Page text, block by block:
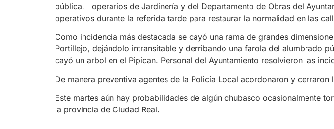
pública, operarios de Jardinería y del Departamento de Obras del
operativos durante la referida tarde para restaurar la normalidad en las
Como incidencia más destacada se cayó una rama de grandes
Portillejo, dejándolo intransitable y derribando una farola del alumbrado
cayó un arbol en el Pipican. Personal del Ayuntamiento resolvieron las
De manera preventiva agentes de la Policía Local acordonaron y cerraron
Este martes aún hay probabilidades de algún chubasco ocasionalmente
la provincia de Ciudad Real.